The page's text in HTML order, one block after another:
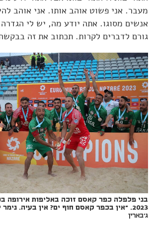
מעבר. אני פשוט אוהב אותו. אני אוהב
אנשים מסוגו. אתה יודע מה, יש לי
גורם לדברים לקרות. תכתוב את זה
בני פלפלה כפר קאסם זוכה באליפות אירופה
2023. "אין בכפר קאסם חוף ים? אין בעיה. נימר יסדר".
ג׳בארין